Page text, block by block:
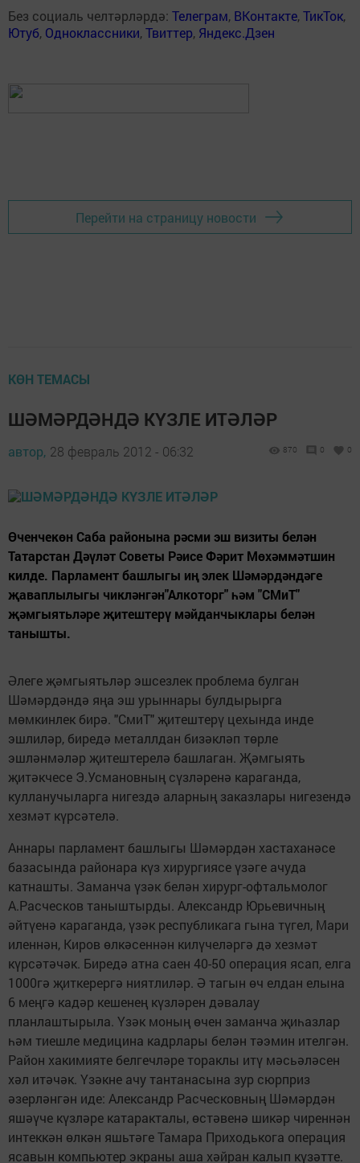
Без социаль челтәрләрдә: Телеграм, ВКонтакте,ТикТок,
Ютуб, Одноклассники,Твиттер, Яндекс.Дзен
Перейти на страницу новости
КӨН ТЕМАСЫ
ШӘМӘРДӘНДӘ КҮЗЛЕ ИТӘЛӘР
автор, 28 февраль 2012 - 06:32 870 0 0
Өченчекөн Саба районына рәсми эш визиты белән
Татарстан Дәүләт Советы Рәисе Фәрит Мөхәммәтшин
килде. Парламент башлыгы иң элек Шәмәрдәндәге
җаваплылыгы чикләнгән"Алкоторг" һәм "СМиТ"
җәмгыятьләре җитештерү мәйданчыклары белән
танышты.
Әлеге җәмгыятьләр эшсезлек проблема булган
Шәмәрдәндә яңа эш урыннары булдырырга
мөмкинлек бирә. "СмиТ" җитештерү цехында инде
эшлиләр, биредә металлдан бизәкләп төрле
эшләнмәләр җитештерелә башлаган. Җәмгыять
җитәкчесе Э.Усмановның сүзләренә караганда,
кулланучыларга нигездә аларның заказлары нигезендә
хезмәт күрсәтелә.
Аннары парламент башлыгы Шәмәрдән хастаханәсе
базасында районара күз хирургиясе үзәге ачуда
катнашты. Заманча үзәк белән хирург-офтальмолог
А.Расческов таныштырды. Александр Юрьевичның
әйтүенә караганда, үзәк республикага гына түгел, Мари
иленнән, Киров өлкәсеннән килүчеләргә дә хезмәт
күрсәтәчәк. Биредә атна саен 40-50 операция ясап, елга
1000гә җиткерергә ниятлиләр. Ә тагын өч елдан елына
6 меңгә кадәр кешенең күзләрен дәвалау
планлаштырыла. Үзәк моның өчен заманча җиһазлар
һәм тиешле медицина кадрлары белән тәэмин ителгән.
Район хакимияте белгечләре тораклы итү мәсьәләсен
хәл итәчәк. Үзәкне ачу тантанасына зур сюрприз
әзерләнгән иде: Александр Расческовның Шәмәрдән
яшәүче күзләре катаракталы, өстәвенә шикәр чиреннән
интеккән өлкән яшьтәге Тамара Приходькога операция
ясавын компьютер экраны аша хәйран калып күзәтте.